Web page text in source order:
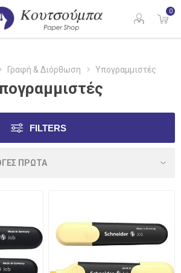
0
Γραφή & Διόρθωση Υπογραμμιστές
FILTERS